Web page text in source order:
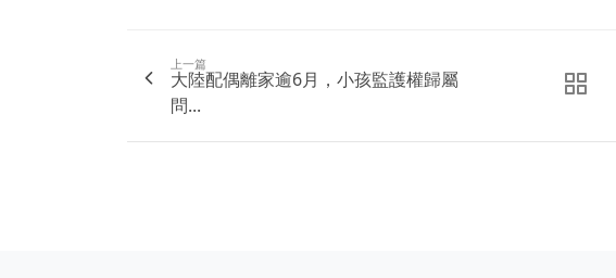
上一篇
大陸配偶離家逾6月，小孩監護權歸屬
問...